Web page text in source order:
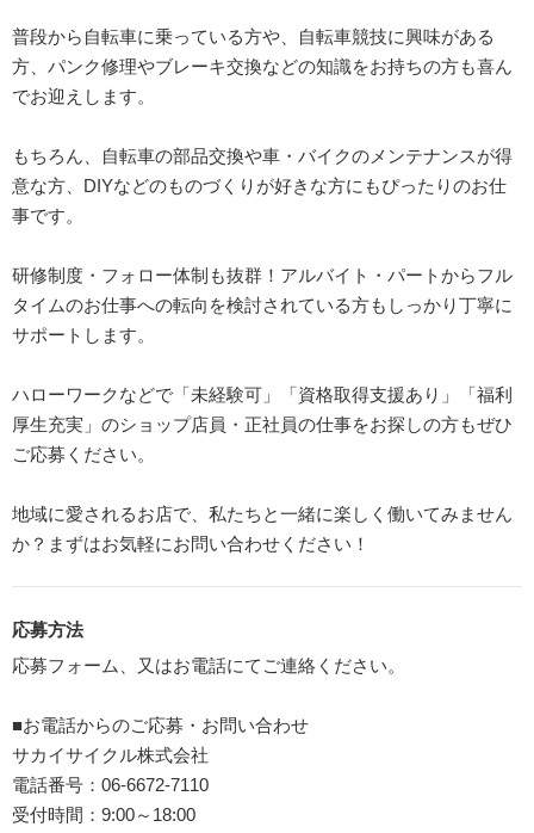
普段から自転車に乗っている方や、自転車競技に興味がある
方、パンク修理やブレーキ交換などの知識をお持ちの方も喜ん
でお迎えします。
もちろん、自転車の部品交換や車・バイクのメンテナンスが得
意な方、DIYなどのものづくりが好きな方にもぴったりのお仕
事です。
研修制度・フォロー体制も抜群！アルバイト・パートからフル
タイムのお仕事への転向を検討されている方もしっかり丁寧に
サポートします。
ハローワークなどで「未経験可」「資格取得支援あり」「福利
厚生充実」のショップ店員・正社員の仕事をお探しの方もぜひ
ご応募ください。
地域に愛されるお店で、私たちと一緒に楽しく働いてみません
か？まずはお気軽にお問い合わせください！
応募方法
応募フォーム、又はお電話にてご連絡ください。
■お電話からのご応募・お問い合わせ
サカイサイクル株式会社
電話番号：06-6672-7110
受付時間：9:00～18:00